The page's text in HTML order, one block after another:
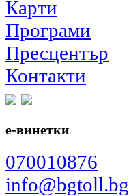
Карти
Програми
Пресцентър
Контакти
е-винетки
070010876
info@bgtoll.bg